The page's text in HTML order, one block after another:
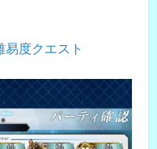
度クエスト